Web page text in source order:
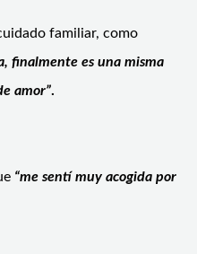
familiar, como
finalmente es una misma
amor”.
“me sentí muy acogida por